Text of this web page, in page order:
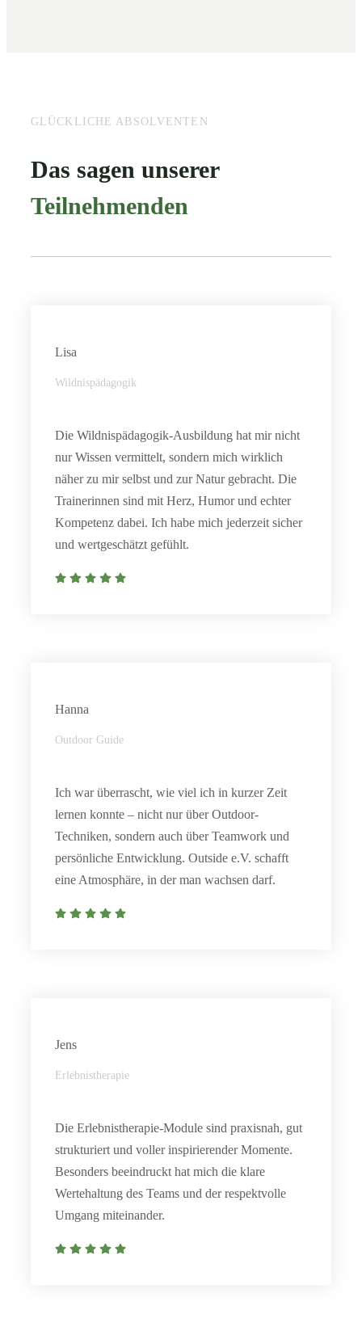
GLÜCKLICHE ABSOLVENTEN
Das sagen unserer
Teilnehmenden
Lisa
Wildnispädagogik
Die Wildnispädagogik-Ausbildung hat mir nicht
nur Wissen vermittelt, sondern mich wirklich
näher zu mir selbst und zur Natur gebracht. Die
Trainerinnen sind mit Herz, Humor und echter
Kompetenz dabei. Ich habe mich jederzeit sicher
und wertgeschätzt gefühlt.
Hanna
Outdoor Guide
Ich war überrascht, wie viel ich in kurzer Zeit
lernen konnte – nicht nur über Outdoor-
Techniken, sondern auch über Teamwork und
persönliche Entwicklung. Outside e.V. schafft
eine Atmosphäre, in der man wachsen darf.
Jens
Erlebnistherapie
Die Erlebnistherapie-Module sind praxisnah, gut
strukturiert und voller inspirierender Momente.
Besonders beeindruckt hat mich die klare
Wertehaltung des Teams und der respektvolle
Umgang miteinander.